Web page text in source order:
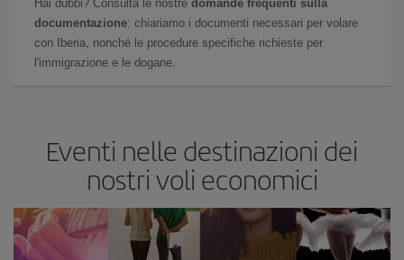
Hai dubbi? Consulta le nostre domande frequenti sulla
documentazione: chiariamo i documenti necessari per volare
con Iberia, nonché le procedure specifiche richieste per
l'immigrazione e le dogane.
Eventi nelle destinazioni dei
nostri voli economici